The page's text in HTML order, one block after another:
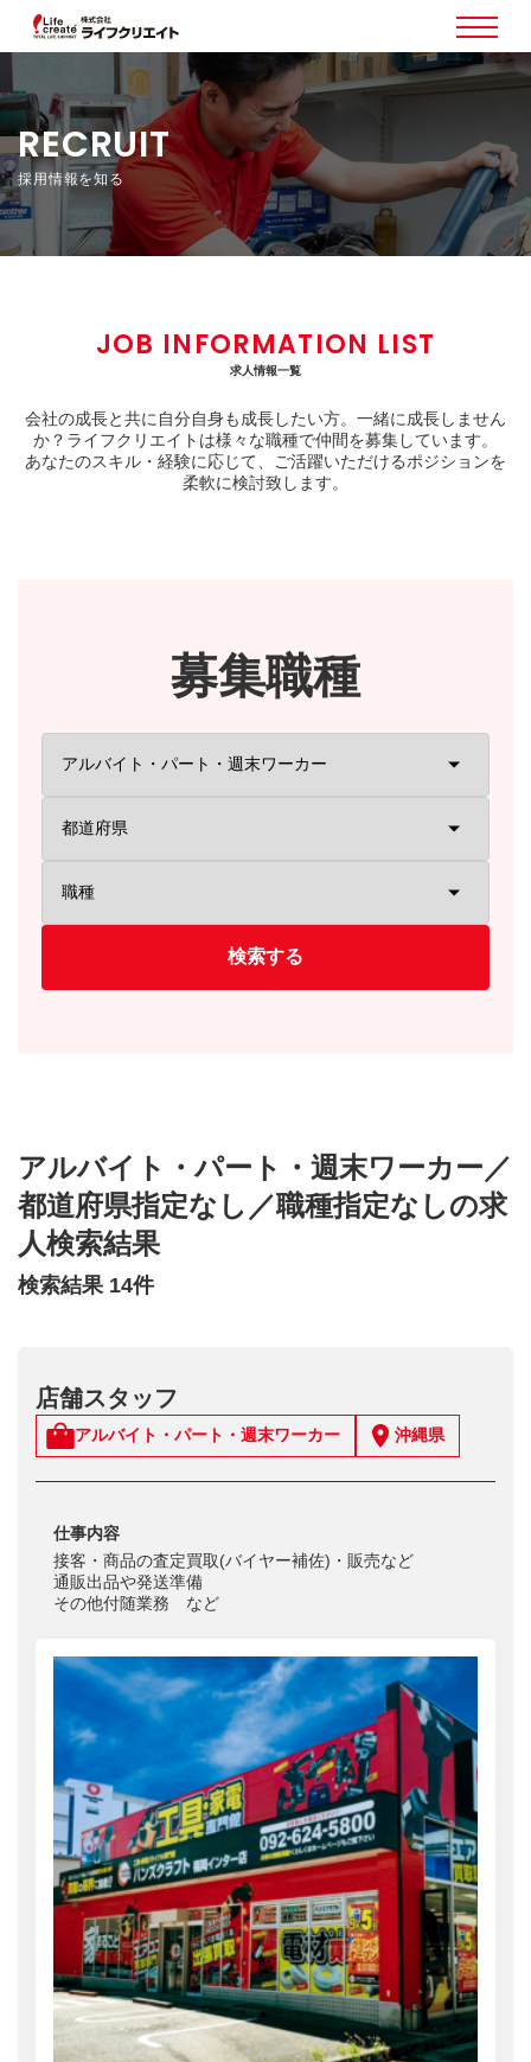
RECRUIT
採用情報を知る
JOB INFORMATION LIST
求人情報一覧
会社の成長と共に自分自身も成長したい方。一緒に成長しません
か？ライフクリエイトは様々な職種で仲間を募集しています。
あなたのスキル・経験に応じて、ご活躍いただけるポジションを
柔軟に検討致します。
募集職種
検索する
アルバイト・パート・週末ワーカー／
都道府県指定なし ／職種指定なしの求
人検索結果
検索結果 14件
店舗スタッフ
アルバイト・パート・週末ワーカー 沖縄県
仕事内容
接客・商品の査定買取(バイヤー補佐)・販売など
通販出品や発送準備
その他付随業務 など